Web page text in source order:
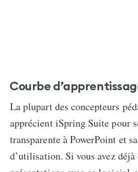
Courbe
La plupart des concepteurs
apprécient iSpring Suite pour
transparente à PowerPoint et
d’utilisation. Si vous avez déjà